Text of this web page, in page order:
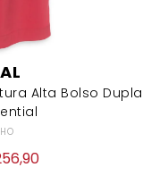
Alta Bolso Dupla